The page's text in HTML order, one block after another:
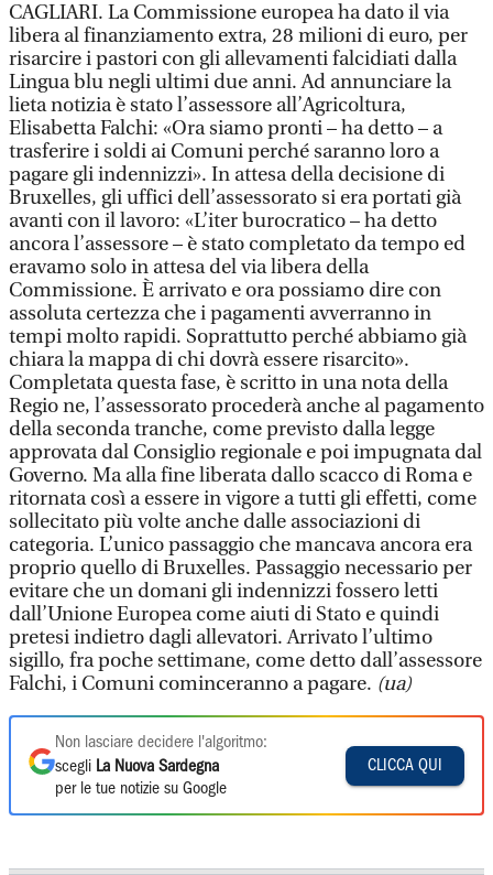
CAGLIARI. La Commissione europea ha dato il via
libera al finanziamento extra, 28 milioni di euro, per
risarcire i pastori con gli allevamenti falcidiati dalla
Lingua blu negli ultimi due anni. Ad annunciare la
lieta notizia è stato l’assessore all’Agricoltura,
Elisabetta Falchi: «Ora siamo pronti – ha detto – a
trasferire i soldi ai Comuni perché saranno loro a
pagare gli indennizzi». In attesa della decisione di
Bruxelles, gli uffici dell’assessorato si era portati già
avanti con il lavoro: «L’iter burocratico – ha detto
ancora l’assessore – è stato completato da tempo ed
eravamo solo in attesa del via libera della
Commissione. È arrivato e ora possiamo dire con
assoluta certezza che i pagamenti avverranno in
tempi molto rapidi. Soprattutto perché abbiamo già
chiara la mappa di chi dovrà essere risarcito».
Completata questa fase, è scritto in una nota della
Regio ne, l’assessorato procederà anche al pagamento
della seconda tranche, come previsto dalla legge
approvata dal Consiglio regionale e poi impugnata dal
Governo. Ma alla fine liberata dallo scacco di Roma e
ritornata così a essere in vigore a tutti gli effetti, come
sollecitato più volte anche dalle associazioni di
categoria. L’unico passaggio che mancava ancora era
proprio quello di Bruxelles. Passaggio necessario per
evitare che un domani gli indennizzi fossero letti
dall’Unione Europea come aiuti di Stato e quindi
pretesi indietro dagli allevatori. Arrivato l’ultimo
sigillo, fra poche settimane, come detto dall’assessore
Falchi, i Comuni cominceranno a pagare. (ua)
Non lasciare decidere l'algoritmo:
scegli La Nuova Sardegna
per le tue notizie su Google
CLICCA QUI